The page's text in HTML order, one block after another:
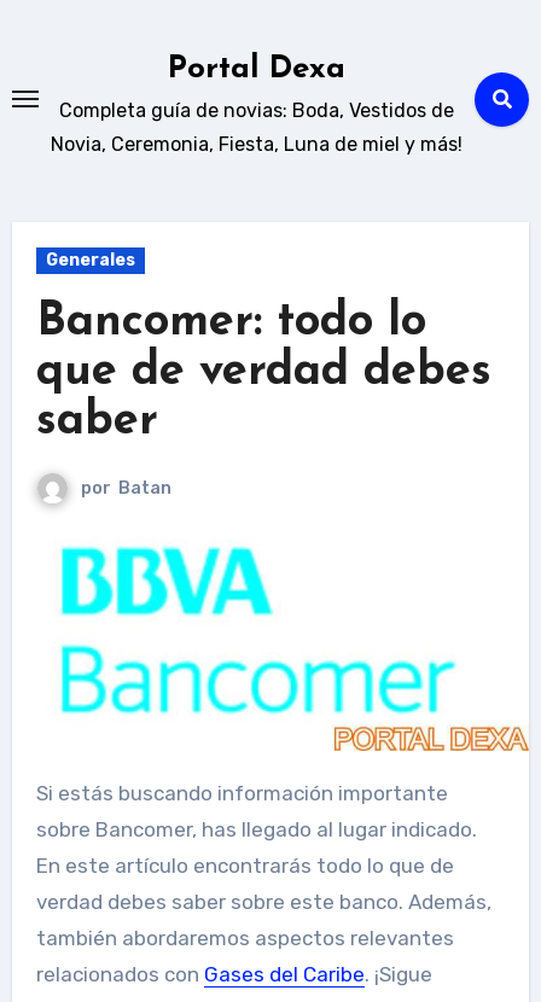
Portal Dexa
Completa guía de novias: Boda, Vestidos de
Novia, Ceremonia, Fiesta, Luna de miel y más!
Generales
Bancomer: todo lo
que de verdad debes
saber
por Batan
Si estás buscando información importante
sobre Bancomer, has llegado al lugar indicado.
En este artículo encontrarás todo lo que de
verdad debes saber sobre este banco. Además,
también abordaremos aspectos relevantes
relacionados con Gases del Caribe. ¡Sigue